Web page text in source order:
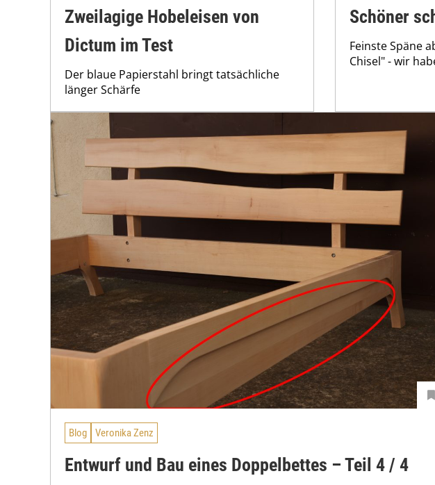
Zweilagige Hobeleisen von
Dictum im Test
Der blaue Papierstahl bringt tatsächliche
länger Schärfe
Schöner
Feinste Späne
Chisel" - wir
Blog Veronika Zenz
Entwurf und Bau eines Doppelbettes – Teil 4 / 4